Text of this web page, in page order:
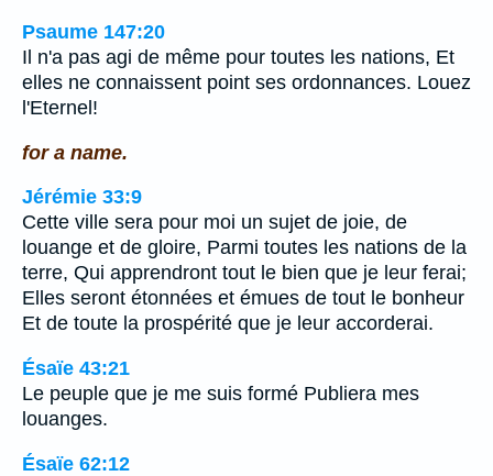
Psaume 147:20
Il n'a pas agi de même pour toutes les nations, Et
elles ne connaissent point ses ordonnances. Louez
l'Eternel!
for a name.
Jérémie 33:9
Cette ville sera pour moi un sujet de joie, de
louange et de gloire, Parmi toutes les nations de la
terre, Qui apprendront tout le bien que je leur ferai;
Elles seront étonnées et émues de tout le bonheur
Et de toute la prospérité que je leur accorderai.
Ésaïe 43:21
Le peuple que je me suis formé Publiera mes
louanges.
Ésaïe 62:12